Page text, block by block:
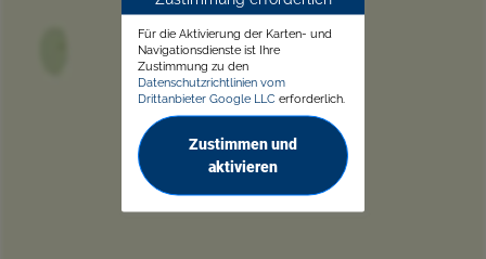
Für die Aktivierung der Karten- und
Navigationsdienste ist Ihre
Zustimmung zu den
Datenschutzrichtlinien vom
Drittanbieter Google LLC erforderlich.
Zustimmen und
aktivieren